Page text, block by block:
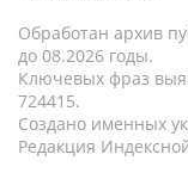
Обработан архив
до 08.2026 годы.
Ключевых фраз
724415.
Создано именных
Редакция